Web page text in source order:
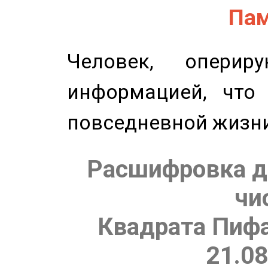
Человек,
информацией,
повседневной
Расшифровка
Квадрата